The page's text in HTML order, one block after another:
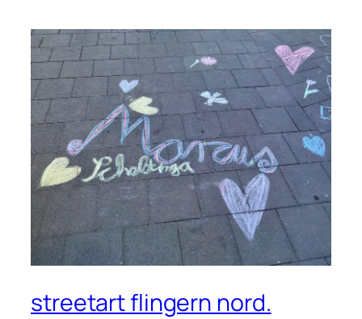
streetart flingern nord.